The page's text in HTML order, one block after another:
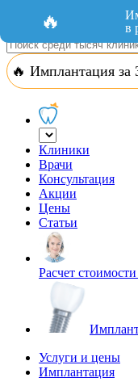
Добавить организацию
🔥 Имплантация за
Клиники
Врачи
Консультация
Акции
Цены
Статьи
Расчет
Услуги и цены
Имплантация
🔥
в